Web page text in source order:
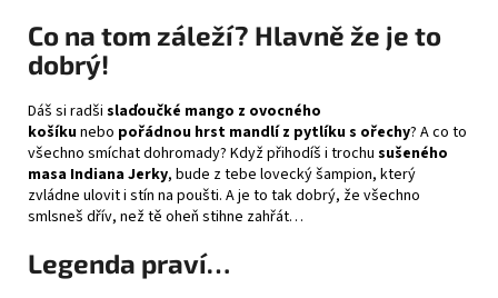
Co na tom záleží? Hlavně že je to
dobrý!
Dáš si radši slaďoučké mango z ovocného
košíkunebo pořádnou hrst mandlí z pytlíku s ořechy? A co to
všechno smíchat dohromady? Když přihodíš i trochu sušeného
masa Indiana Jerky, bude z tebe lovecký šampion, který
zvládne ulovit i stín na poušti. A je to tak dobrý, že všechno
smlsneš dřív, než tě oheň stihne zahřát…
Legenda praví…